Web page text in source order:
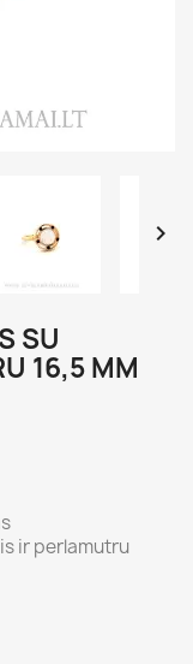

SU
16,5 MM
ir perlamutru